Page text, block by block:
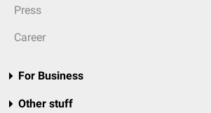
Press
Career
For Business
Other stuff